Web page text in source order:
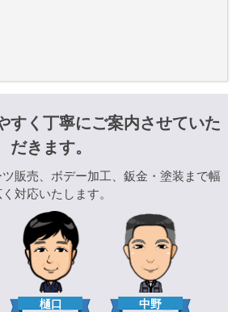
すく丁寧にご案内させていた
だきます。
販売、ボデー加工、鈑金・塗装まで幅
く対応いたします。
樋口 中野